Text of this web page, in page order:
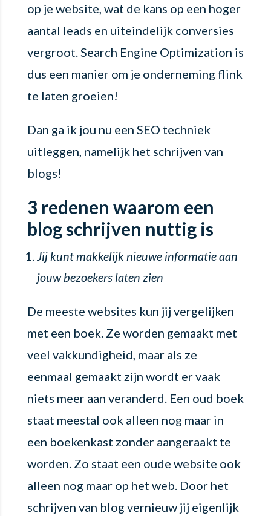
op je website, wat de kans op een hoger
aantal leads en uiteindelijk conversies
vergroot. Search Engine Optimization is
dus een manier om je onderneming flink
te laten groeien!
Dan ga ik jou nu een SEO techniek
uitleggen, namelijk het schrijven van
blogs!
3 redenen waarom een
blog schrijven nuttig is
Jij kunt makkelijk nieuwe informatie aan
jouw bezoekers laten zien
De meeste websites kun jij vergelijken
met een boek. Ze worden gemaakt met
veel vakkundigheid, maar als ze
eenmaal gemaakt zijn wordt er vaak
niets meer aan veranderd. Een oud boek
staat meestal ook alleen nog maar in
een boekenkast zonder aangeraakt te
worden. Zo staat een oude website ook
alleen nog maar op het web. Door het
schrijven van blog vernieuw jij eigenlijk